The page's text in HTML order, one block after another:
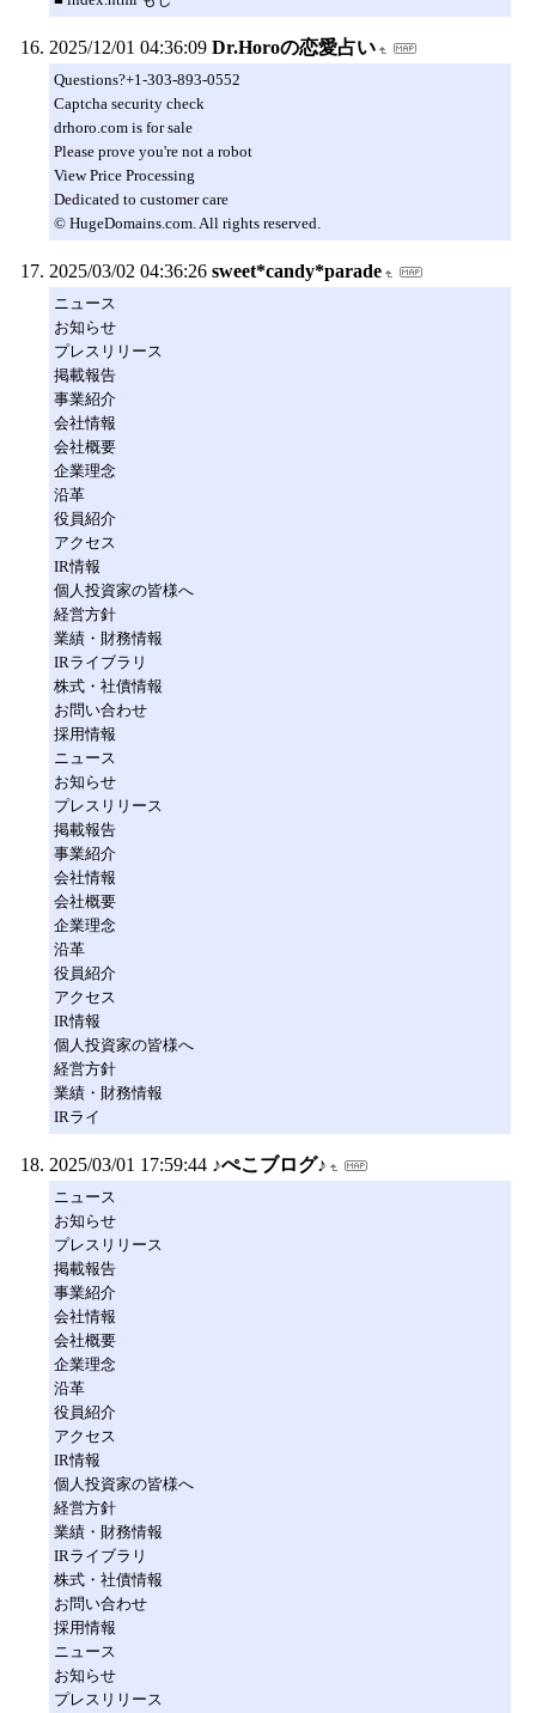
2025/12/01 04:36:09 Dr.Horoの恋愛占い
Questions?+1-303-893-0552
Captcha security check
drhoro.com is for sale
Please prove you're not a robot
View Price Processing
Dedicated to customer care
© HugeDomains.com. All rights reserved.
2025/03/02 04:36:26 sweet*candy*parade
ニュース
お知らせ
プレスリリース
掲載報告
事業紹介
会社情報
会社概要
企業理念
沿革
役員紹介
アクセス
IR情報
個人投資家の皆様へ
経営方針
業績・財務情報
IRライブラリ
株式・社債情報
お問い合わせ
採用情報
ニュース
お知らせ
プレスリリース
掲載報告
事業紹介
会社情報
会社概要
企業理念
沿革
役員紹介
アクセス
IR情報
個人投資家の皆様へ
経営方針
業績・財務情報
IRライ
2025/03/01 17:59:44 ♪ぺこブログ♪
ニュース
お知らせ
プレスリリース
掲載報告
事業紹介
会社情報
会社概要
企業理念
沿革
役員紹介
アクセス
IR情報
個人投資家の皆様へ
経営方針
業績・財務情報
IRライブラリ
株式・社債情報
お問い合わせ
採用情報
ニュース
お知らせ
プレスリリース